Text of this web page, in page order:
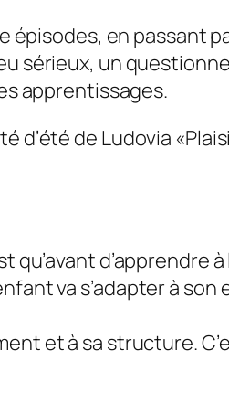
épisodes, en passant
sérieux, un
apprentissages.
d’été de Ludovia «
d’apprendre
va s’adapter à
et à sa structure.